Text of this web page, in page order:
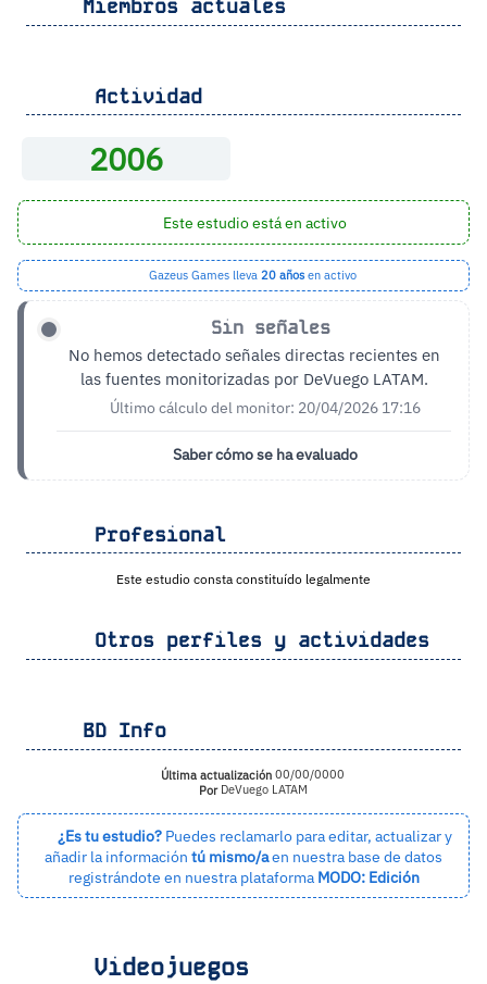
Miembros actuales
Actividad
2006
Este estudio está en activo
Gazeus Games lleva 20 años en activo
Sin señales
No hemos detectado señales directas recientes en
las fuentes monitorizadas por DeVuego LATAM.
Último cálculo del monitor: 20/04/2026 17:16
Saber cómo se ha evaluado
Profesional
Este estudio consta constituído legalmente
Otros perfiles y actividades
BD Info
Última actualización 00/00/0000
PorDeVuego LATAM
¿Es tu estudio? Puedes reclamarlo para editar, actualizar y
añadir la información tú mismo/aen nuestra base de datos
registrándote en nuestra plataforma MODO: Edición
Videojuegos